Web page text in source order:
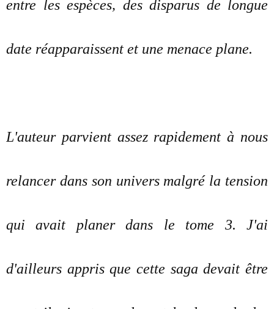
entre les espèces, des disparus de longue
date réapparaissent et une menace plane.
L'auteur parvient assez rapidement à nous
relancer dans son univers malgré la tension
qui avait planer dans le tome 3. J'ai
d'ailleurs appris que cette saga devait être